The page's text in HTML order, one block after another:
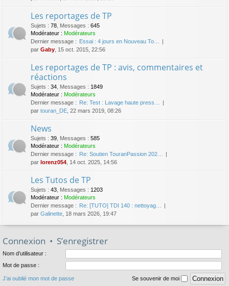
Les reportages de TP
Sujets : 78 Messages : 645
Modérateur : Modérateurs
Dernier message :
Essai : 4 jours en Nouveau To…
par Gaby , 15 oct. 2015, 22:56
Les reportages de TP : avis, commentaires et
réactions
Sujets : 34 Messages : 1849
Modérateur : Modérateurs
Dernier message :
Re: Test : Lavage haute press…
par touran_DE , 22 mars 2019, 08:26
News
Sujets : 39 Messages : 585
Modérateur : Modérateurs
Dernier message :
Re: Soutien TouranPassion 202…
par lorenz054 , 14 oct. 2025, 14:56
Les Tutos de TP
Sujets : 43 Messages : 1203
Modérateur : Modérateurs
Dernier message :
Re: [TUTO] TDI 140 : nettoyag…
par Galinette , 18 mars 2026, 19:47
Connexion • S’enregistrer
Nom d’utilisateur :
Mot de passe :
J’ai oublié mon mot de passe Se souvenir de moi